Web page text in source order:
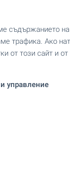
на
се определя
1992 г.
което
заради
в имот и
на
което е
съдържанието
трафика. Ако
от този сайт и от
управление